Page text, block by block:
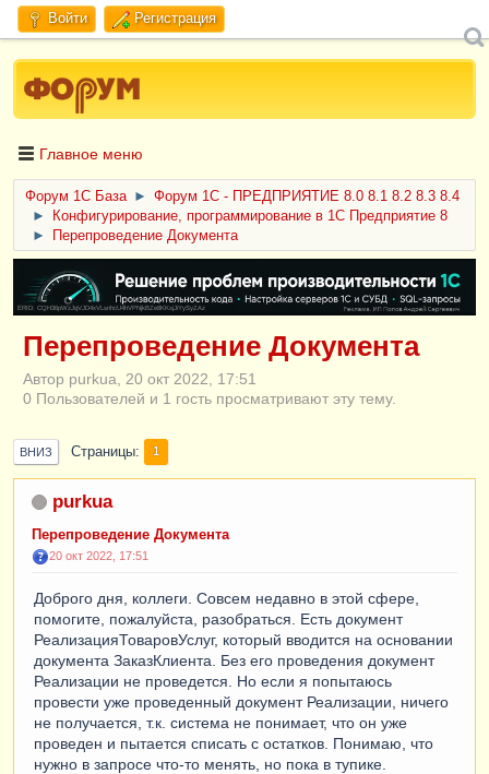
Войти Регистрация
Главное меню
Форум 1C База ►
Форум 1С - ПРЕДПРИЯТИЕ 8.0 8.1 8.2 8.3 8.4
►
Конфигурирование, программирование в 1С Предприятие 8
►
Перепроведение Документа
ERID: CQH36pWzJqVJD4xVLsnhcU4hVPNjkBZe8KKxjJiYySyZAz
Перепроведение Документа
Автор purkua, 20 окт 2022, 17:51
0 Пользователей и 1 гость просматривают эту тему.
ВНИЗ Страницы 1
purkua
Перепроведение Документа
20 окт 2022, 17:51
Доброго дня, коллеги. Совсем недавно в этой сфере,
помогите, пожалуйста, разобраться. Есть документ
РеализацияТоваровУслуг, который вводится на основании
документа ЗаказКлиента. Без его проведения документ
Реализации не проведется. Но если я попытаюсь
провести уже проведенный документ Реализации, ничего
не получается, т.к. система не понимает, что он уже
проведен и пытается списать с остатков. Понимаю, что
нужно в запросе что-то менять, но пока в тупике.